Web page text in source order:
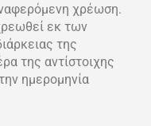
χρέωση.
εκ των
της
της αντίστοιχης
ημερομηνία